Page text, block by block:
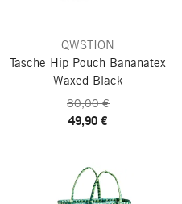
QWSTION
Tasche Hip Pouch Bananatex
Waxed Black
80,00 €
49,90 €